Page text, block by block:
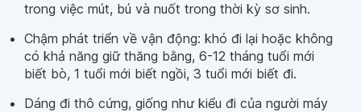
trong việc mút, bú và nuốt trong thời kỳ sơ sinh.
Chậm phát triển về vận động: khó đi lại hoặc không
có khả năng giữ thăng bằng, 6-12 tháng tuổi mới
biết bò, 1 tuổi mới biết ngồi, 3 tuổi mới biết đi.
Dáng đi thô cứng, giống như kiểu đi của người máy